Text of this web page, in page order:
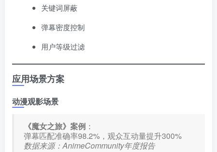
关键词屏蔽
弹幕密度控制
用户等级过滤
应用场景方案
动漫观影场景
​《魔女之旅》案例 ​：
弹幕匹配准确率98.2%，观众互动量提升300%
数据来源：AnimeCommunity年度报告